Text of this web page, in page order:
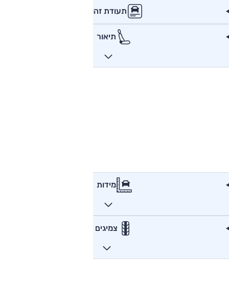
תעודת זהות
תיאור
מידות
צמיגים